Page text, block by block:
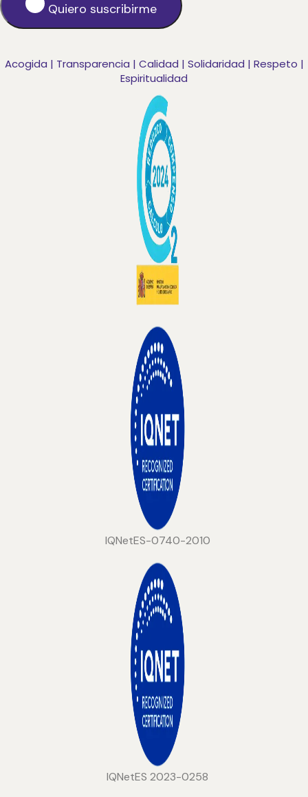
Quiero suscribirme
Acogida | Transparencia | Calidad | Solidaridad | Respeto |
Espiritualidad
IQNetES-0740-2010
IQNetES 2023-0258